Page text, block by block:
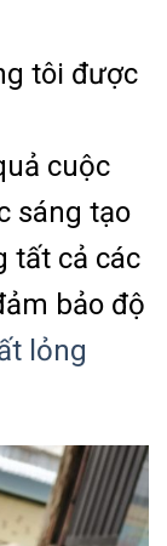
tôi được
cuộc
sáng tạo
tất cả các
bảo độ
lỏng